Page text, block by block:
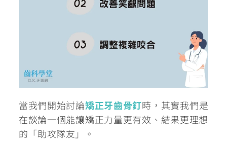
當我們開始討論矯正牙齒骨釘時，其實我們是
在談論一個能讓矯正力量更有效、結果更理想
的「助攻隊友」。